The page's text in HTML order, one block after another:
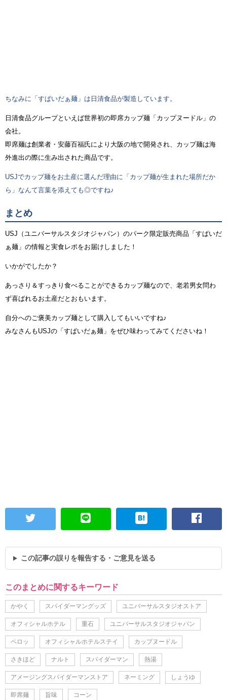
ちなみに「すぱいだぁ麺」は日清食品が製造しています。
日清食品グループといえば世界初の即席カップ麺「カップヌードル」の
会社。
即席麺は創業者・安藤百福氏により大阪の地で開発され、カップ麺は海
外進出の際に生み出された商品です。
USJでカップ麺をお土産に選んだ理由に「カップ麺が生まれた場所だか
ら」なんて言葉を添えても◎ですね♪
まとめ
USJ（ユニバーサルスタジオジャパン）のパーク限定販売商品「すぱいだ
ぁ麺」の情報と実食レポをお届けしました！
いかがでしたか？
あっさり＆すっきり食べることができるカップ麺なので、老若男女問わ
ず喜ばれるお土産だとおもいます。
自分へのご褒美カップ麺として購入してもいいですね♪
みなさんもUSJの「すぱいだぁ麺」をぜひ味わってみてくださいね！
この記事の誤りを報告する・ご意見を送る
このまとめに関するキーワード
かやく スパイダーマングッズ ユニバーサルスタジオストア
オフィシャルホテル 重石 ユニバーサルスタジオジャパン
ペロッ オフィシャルホテルステイ カップヌードル
さきほど ナルト スパイダーマン 熱湯
アメージングスパイダーマンストア ネーミング しょうゆ
即席麺 旨味 コーン